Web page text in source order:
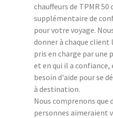
chauffeurs de TPMR
supplémentaire de
pour votre voyage.
donner à chaque
pris en charge par une
et en qui il a
besoin d'aide pour se
à destination.
Nous comprenons que
personnes aimeraient